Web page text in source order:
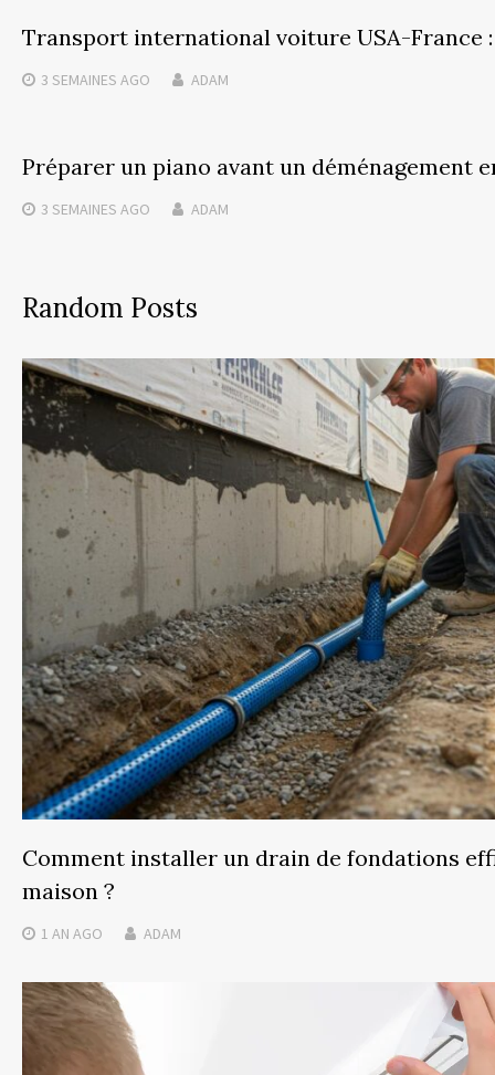
Transport international voiture USA-France
3 SEMAINES AGO ADAM
Préparer un piano avant un déménagement
3 SEMAINES AGO ADAM
Random Posts
Comment installer un drain de fondations
maison ?
1 AN AGO ADAM